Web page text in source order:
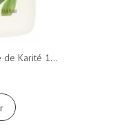
de Karité 1...